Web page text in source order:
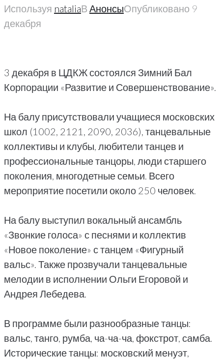
Используя nataliaВ АнонсыОпубликовано 9
декабря
3 декабря в ЦДКЖ состоялся Зимний Бал
Корпорации «Развитие и Совершенствование».
На балу присутствовали учащиеся московских
школ (1002, 2121, 2090, 2036), танцевальные
коллективы и клубы, любители танцев и
профессиональные танцоры, люди старшего
поколения, многодетные семьи. Всего
мероприятие посетили около 250 человек.
На балу выступил вокальный ансамбль
«Звонкие голоса» с песнями и коллектив
«Новое поколение» с танцем «Фигурный
вальс». Также прозвучали танцевальные
мелодии в исполнении Ольги Егоровой и
Андрея Лебедева.
В программе были разнообразные танцы:
вальс, танго, румба, ча-ча-ча, фокстрот, самба.
Исторические танцы: московский менуэт,